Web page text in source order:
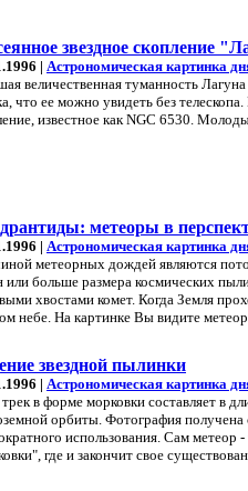
звездное скопление
| Астрономическая картинка
величественная туманность
что ее можно увидеть без
известное как NGC 6530.
метеоры в
| Астрономическая картинка
метеорных дождей являются
или больше размера космических
хвостами комет. Когда Земля
небе. На картинке Вы видите
звездной пылинки
| Астрономическая картинка
в форме морковки составляет в
орбиты. Фотография получена
использования. Сам метеор
где и закончит свое